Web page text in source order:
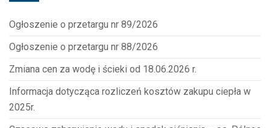
Ogłoszenie o przetargu nr 89/2026
Ogłoszenie o przetargu nr 88/2026
Zmiana cen za wodę i ścieki od 18.06.2026 r.
Informacja dotycząca rozliczeń kosztów zakupu ciepła w
2025r.